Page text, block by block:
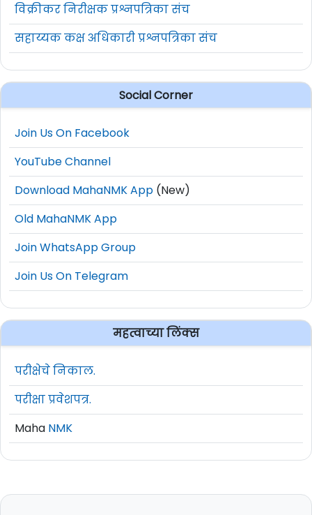
विक्रीकर निरीक्षक प्रश्नपत्रिका संच
सहाय्यक कक्ष अधिकारी प्रश्नपत्रिका संच
Social Corner
Join Us On Facebook
YouTube Channel
Download MahaNMK App (New)
Old MahaNMK App
Join WhatsApp Group
Join Us On Telegram
महत्वाच्या लिंक्स
परीक्षेचे निकाल.
परीक्षा प्रवेशपत्र.
Maha NMK